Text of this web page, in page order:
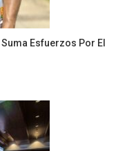
Esfuerzos Por El